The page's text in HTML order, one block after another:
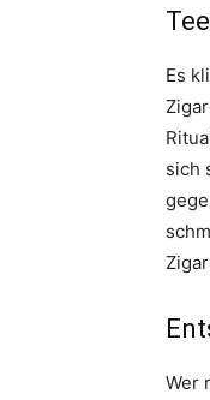
Es
sich
Wer